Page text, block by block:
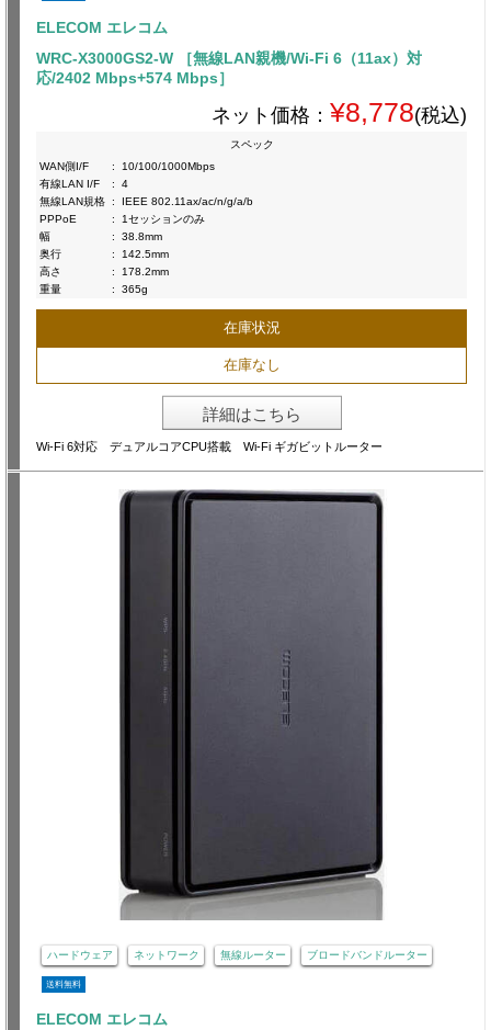
ELECOM エレコム
WRC-X3000GS2-W ［無線LAN親機/Wi-Fi 6（11ax）対
応/2402 Mbps+574 Mbps］
ネット価格： ¥8,778(税込)
スペック
WAN側I/F
:
10/100/1000Mbps
有線LAN I/F
:
4
無線LAN規格 :
IEEE 802.11ax/ac/n/g/a/b
PPPoE
:
1セッションのみ
幅
:
38.8mm
奥行
:
142.5mm
高さ
:
178.2mm
重量
: 365g
在庫状況
在庫なし
詳細はこちら
Wi-Fi 6対応 デュアルコアCPU搭載 Wi-Fi ギガビットルーター
ハードウェア ネットワーク 無線ルーター ブロードバンドルーター
送料無料
ELECOM エレコム